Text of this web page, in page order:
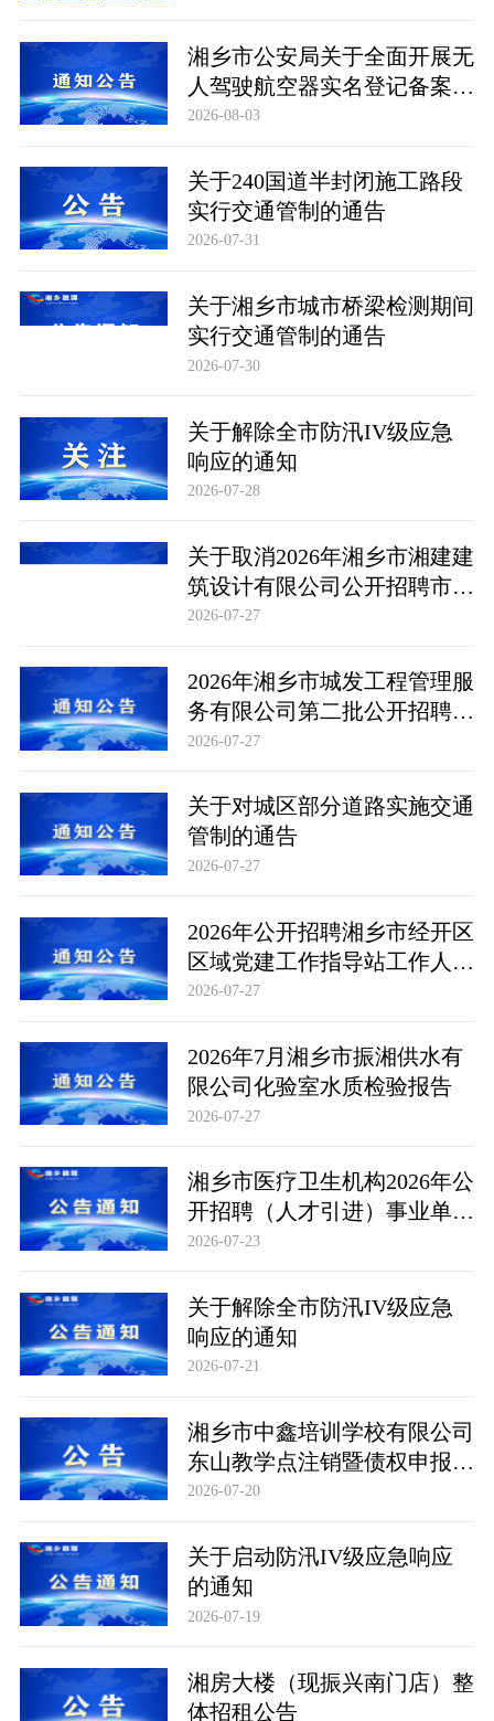
湘乡市公安局关于全面开展无
人驾驶航空器实名登记备案工
作的通告
2026-08-03
关于240国道半封闭施工路段
实行交通管制的通告
2026-07-31
关于湘乡市城市桥梁检测期间
实行交通管制的通告
2026-07-30
关于解除全市防汛IV级应急
响应的通知
2026-07-28
关于取消2026年湘乡市湘建建
筑设计有限公司公开招聘市场
化聘用工作人员计划的公告
2026-07-27
2026年湘乡市城发工程管理服
务有限公司第二批公开招聘市
场化聘用工作人员取消部分招
2026-07-27
关于对城区部分道路实施交通
管制的通告
2026-07-27
2026年公开招聘湘乡市经开区
区域党建工作指导站工作人员
公告
2026-07-27
2026年7月湘乡市振湘供水有
限公司化验室水质检验报告
2026-07-27
湘乡市医疗卫生机构2026年公
开招聘（人才引进）事业单位
专业技术人员体检情况、取消
二批）
2026-07-23
关于解除全市防汛IV级应急
响应的通知
2026-07-21
湘乡市中鑫培训学校有限公司
东山教学点注销暨债权申报公
告
2026-07-20
关于启动防汛IV级应急响应
的通知
2026-07-19
湘房大楼（现振兴南门店）整
体招租公告